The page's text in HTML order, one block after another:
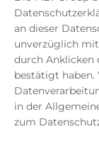
an dieser
unverzüglich
durch Anklicken
bestätigt
in der
zum